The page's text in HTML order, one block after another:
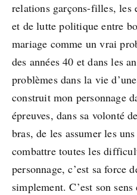
relations garçons-filles, les
et de lutte politique entre
mariage comme un vrai
des années 40 et dans les
problèmes dans la vie
construit mon personnage
épreuves, dans sa volonté
bras, de les assumer les
combattre toutes les
personnage, c’est sa force
simplement. C’est son